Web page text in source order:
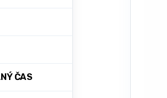
ČAS